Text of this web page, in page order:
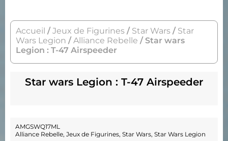
Accueil /Jeux de Figurines / Star Wars / Star
Wars Legion /Alliance Rebelle / Star wars
Legion : T-47 Airspeeder
Star wars Legion : T-47 Airspeeder
AMGSWQ17ML
Alliance Rebelle, Jeux de Figurines, Star Wars, Star Wars Legion